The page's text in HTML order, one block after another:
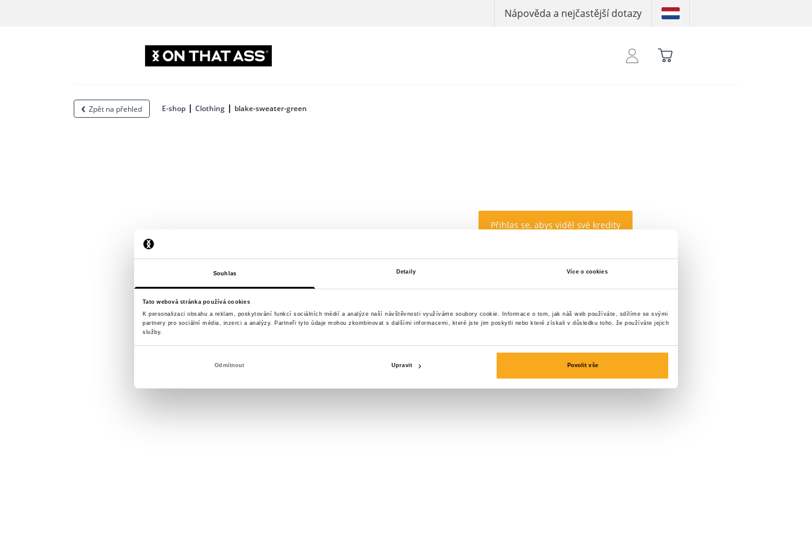
Souhlas Detaily Více o cookies
Tato webová stránka používá cookies
K personalizaci obsahu a reklam, poskytování funkcí sociálních médií a analýze naší návštěvnosti využíváme soubory cookie. Informace o tom, jak náš web používáte, sdílíme se svými
partnery pro sociální média, inzerci a analýzy. Partneři tyto údaje mohou zkombinovat s dalšími informacemi, které jste jim poskytli nebo které získali v důsledku toho, že používáte jejich
služby.
Odmítnout Upravit Povolit vše
Nápověda a nejčastější dotazy
Zpět na přehled E-shop Clothing blake-sweater-green
Přihlas se, abys viděl své kredity
Velikost*